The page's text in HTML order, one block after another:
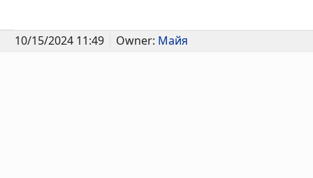
10/15/2024 11:49 Owner: Майя